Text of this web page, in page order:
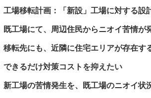
工場移転計画：「新設」工場に対する設
既工場にて、周辺住民からニオイ苦情が
移転先にも、近隣に住宅エリアが存在す
できるだけ対策コストを抑えたい
新工場の苦情発生を、既工場のニオイ状